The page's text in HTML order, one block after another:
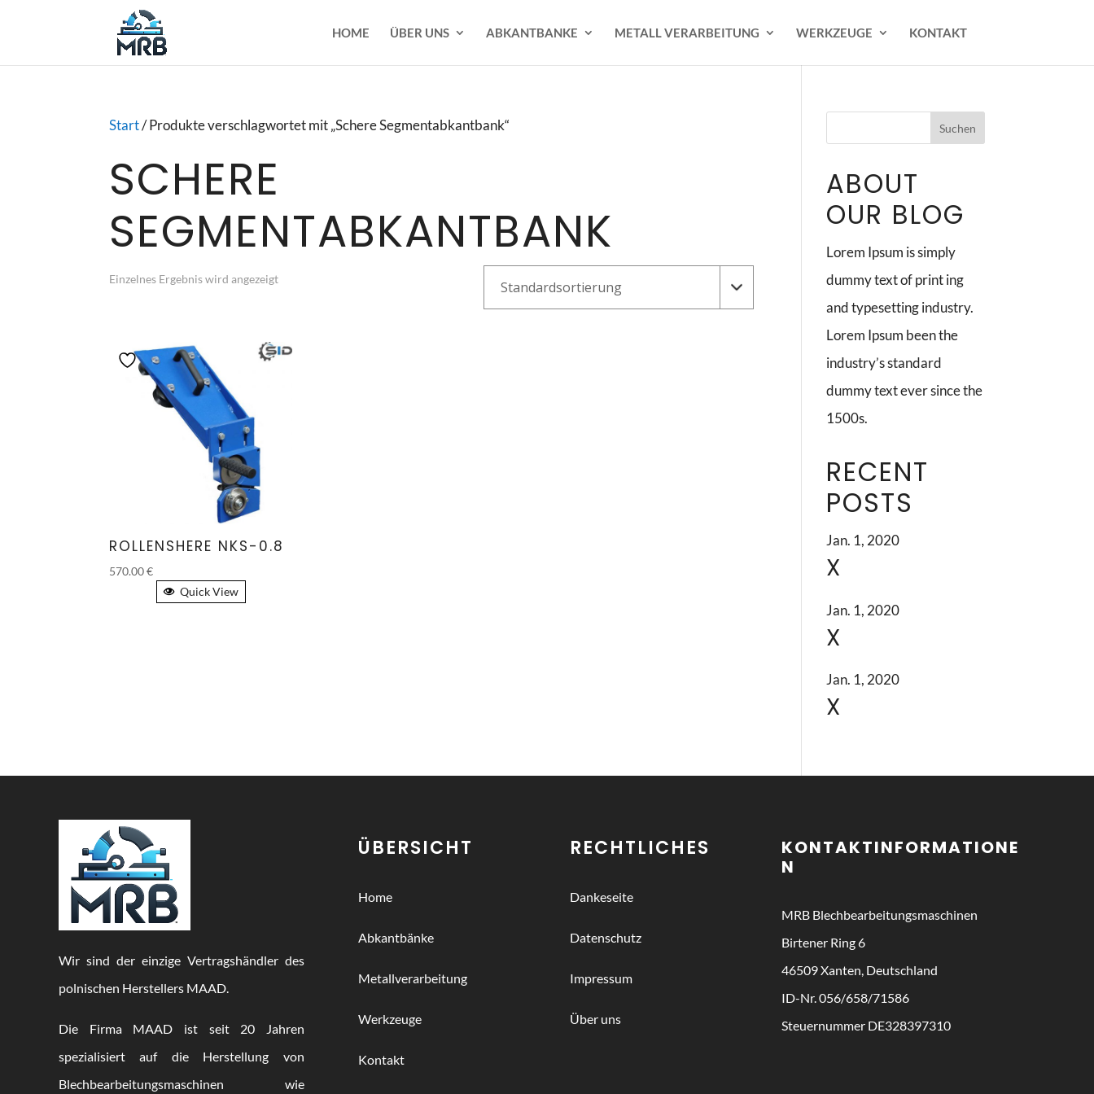
HOME ÜBER UNS ABKANTBANKE METALL VERARBEITUNG WERKZEUGE KONTAKT
Start/ Produkte verschlagwortet mit „Schere Segmentabkantbank“
SCHERE
SEGMENTABKANTBANK
Einzelnes Ergebnis wird angezeigt
ROLLENSHERE NKS-0.8
570.00€
Quick View
ABOUT
OUR BLOG
Lorem Ipsum is simply
dummy text of print ing
and typesetting industry.
Lorem Ipsum been the
industry’s standard
dummy text ever since the
1500s.
RECENT
POSTS
Jan. 1, 2020
X
Jan. 1, 2020
X
Jan. 1, 2020
X
Wir sind der einzige Vertragshändler des
polnischen Herstellers MAAD.
Die Firma MAAD ist seit 20 Jahren
spezialisiert auf die Herstellung von
Blechbearbeitungsmaschinen wie
ÜBERSICHT
Home
Abkantbänke
Metallverarbeitung
Werkzeuge
Kontakt
RECHTLICHES
Dankeseite
Datenschutz
Impressum
Über uns
KONTAKTINFORMATIONE
N
MRB Blechbearbeitungsmaschinen
Birtener Ring 6
46509 Xanten, Deutschland
ID-Nr. 056/658/71586
Steuernummer DE328397310